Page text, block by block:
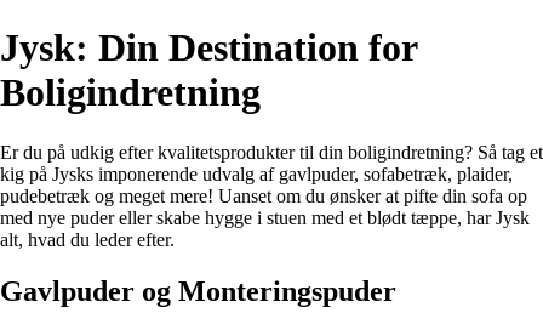
Jysk: Din Destination for
Boligindretning
Er du på udkig efter kvalitetsprodukter til din boligindretning? Så tag et
kig på Jysks imponerende udvalg af gavlpuder, sofabetræk, plaider,
pudebetræk og meget mere! Uanset om du ønsker at pifte din sofa op
med nye puder eller skabe hygge i stuen med et blødt tæppe, har Jysk
alt, hvad du leder efter.
Gavlpuder og Monteringspuder